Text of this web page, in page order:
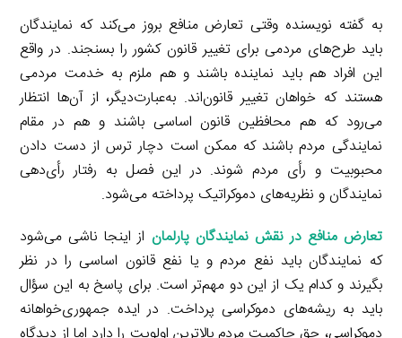
به گفته نویسنده وقتی تعارض منافع بروز می‌کند که نمایندگان
باید طرح‌های مردمی برای تغییر قانون کشور را بسنجند. در واقع
این افراد هم باید نماینده باشند و هم ملزم به خدمت مردمی
هستند که خواهان تغییر قانون‌اند. به‌عبارت‌دیگر، از آن‌ها انتظار
می‌رود که هم محافظین قانون اساسی باشند و هم در مقام
نمایندگی مردم باشند که ممکن است دچار ترس از دست دادن
محبوبیت و رأی مردم شوند. در این فصل به رفتار رأی‌دهی
نمایندگان و نظریه‌های دموکراتیک پرداخته می‌شود.
تعارض منافع در نقش نمایندگان پارلمان از اینجا ناشی می‌شود
که نمایندگان باید نفع مردم و یا نفع قانون اساسی را در نظر
بگیرند و کدام یک از این دو مهم‌تر است. برای پاسخ به این سؤال
باید به ریشه‌های دموکراسی پرداخت. در ایده جمهوری‌خواهانه